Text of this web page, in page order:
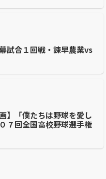
試合１回戦・諫早農業vs
】「僕たちは野球を愛し
７回全国高校野球選手権